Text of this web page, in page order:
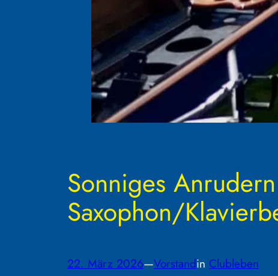
Sonniges
Saxophon/
22. März 2026—Vorstandin Clubleben